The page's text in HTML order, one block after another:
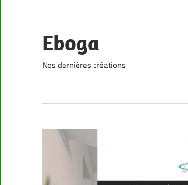
content
Eboga
Nos dernières créations